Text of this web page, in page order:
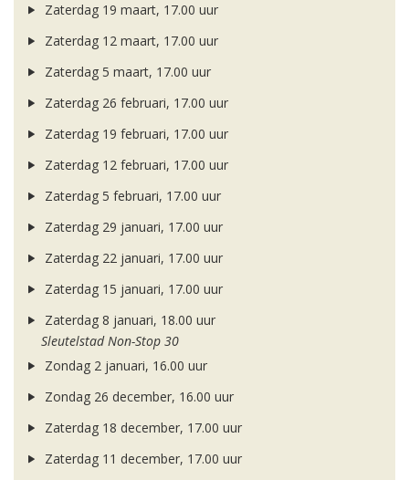
Zaterdag 19 maart, 17.00 uur
Zaterdag 12 maart, 17.00 uur
Zaterdag 5 maart, 17.00 uur
Zaterdag 26 februari, 17.00 uur
Zaterdag 19 februari, 17.00 uur
Zaterdag 12 februari, 17.00 uur
Zaterdag 5 februari, 17.00 uur
Zaterdag 29 januari, 17.00 uur
Zaterdag 22 januari, 17.00 uur
Zaterdag 15 januari, 17.00 uur
Zaterdag 8 januari, 18.00 uur
Sleutelstad Non-Stop 30
Zondag 2 januari, 16.00 uur
Zondag 26 december, 16.00 uur
Zaterdag 18 december, 17.00 uur
Zaterdag 11 december, 17.00 uur